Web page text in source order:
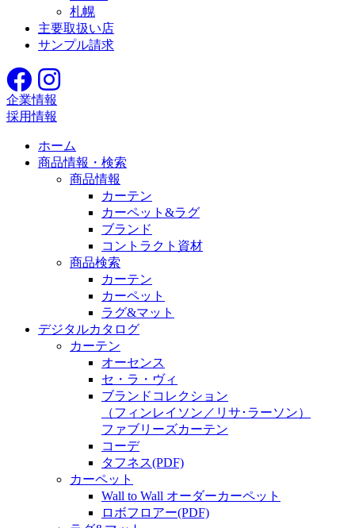
札幌
主要取扱い店
サンプル請求
企業情報
採用情報
ホーム
商品情報・検索
商品情報
カーテン
カーペット&ラグ
ブランド
コントラクト資材
商品検索
カーテン
カーペット
ラグ&マット
デジタルカタログ
カーテン
オーセンス
セ・ラ・ヴィ
ブランドコレクション
（フィンレイソン／リサ･ラーソン）
ファブリーズカーテン
コーデ
タフネス(PDF)
カーペット
Wall to Wall オーダーカーペット
ロボフロアー(PDF)